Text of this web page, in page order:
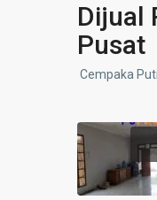
Dijual
Pusat
Cempaka